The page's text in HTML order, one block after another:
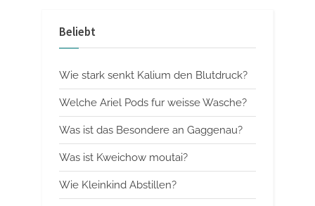
Beliebt
Wie stark senkt Kalium den Blutdruck?
Welche Ariel Pods fur weisse Wasche?
Was ist das Besondere an Gaggenau?
Was ist Kweichow moutai?
Wie Kleinkind Abstillen?